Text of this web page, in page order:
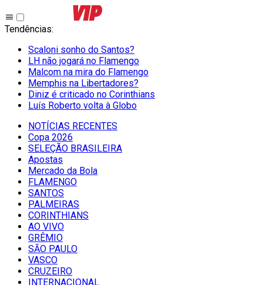
Tendências:
Scaloni sonho do Santos?
LH não jogará no Flamengo
Malcom na mira do Flamengo
Memphis na Libertadores?
Diniz é criticado no Corinthians
Luís Roberto volta à Globo
NOTÍCIAS RECENTES
Copa 2026
SELEÇÃO BRASILEIRA
Apostas
Mercado da Bola
FLAMENGO
SANTOS
PALMEIRAS
CORINTHIANS
AO VIVO
GRÊMIO
SĀO PAULO
VASCO
CRUZEIRO
INTERNACIONAL